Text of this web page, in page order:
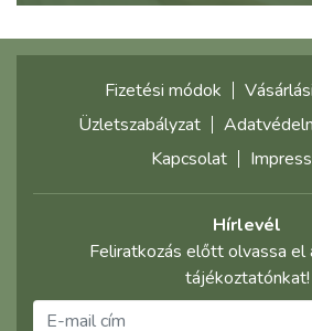
Fizetési módok
Üzletszabályzat
Kapcsolat
Hírlevél
Feliratkozás előtt olvassa el
tájékoztatónkat!